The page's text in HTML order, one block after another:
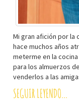
Mi gran afición por la
hace muchos años
meterme en la
para los almuerzos
venderlos a las
SEGUIR LEYENDO...